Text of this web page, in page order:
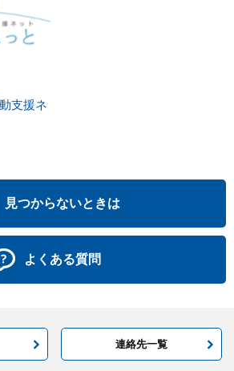
支援ネ
見つからないときは
よくある質問
連絡先一覧